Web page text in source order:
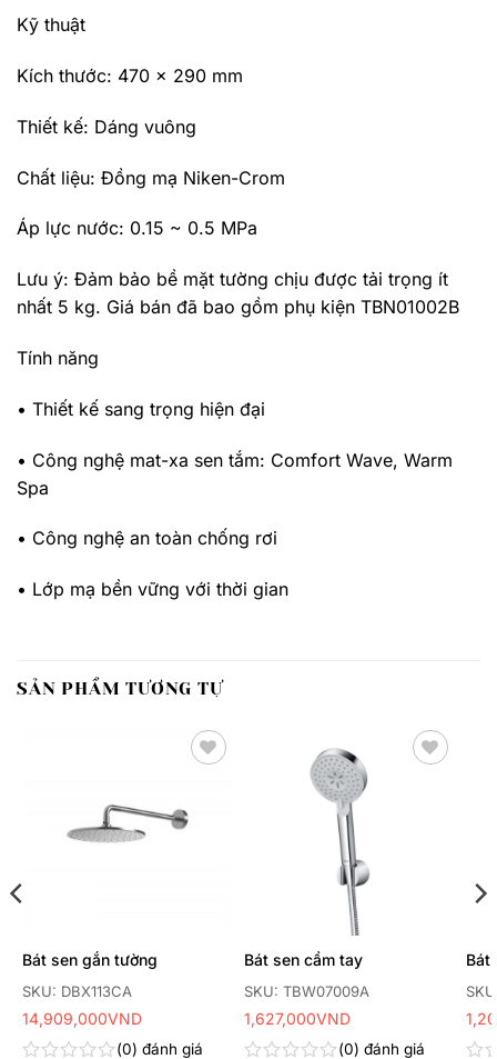
Kỹ thuật
Kích thước: 470 x 290 mm
Thiết kế: Dáng vuông
Chất liệu: Đồng mạ Niken-Crom
Áp lực nước: 0.15 ~ 0.5 MPa
Lưu ý: Đảm bảo bề mặt tường chịu được tải trọng ít
nhất 5 kg. Giá bán đã bao gồm phụ kiện TBN01002B
Tính năng
• Thiết kế sang trọng hiện đại
• Công nghệ mat-xa sen tắm: Comfort Wave, Warm
Spa
• Công nghệ an toàn chống rơi
• Lớp mạ bền vững với thời gian
SẢN PHẨM TƯƠNG TỰ
SKU: DBX113CA
Bát sen gắn tường
0
đánh giá
14,909,000VND
SKU: TBW07009A
Bát sen cầm tay
0
đánh giá
1,627,000VND
Bát